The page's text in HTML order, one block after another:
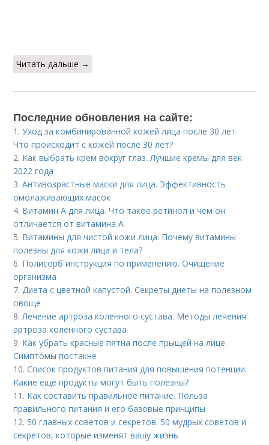
Читать дальше →
Последние обновления на сайте:
1.Уход за комбинированной кожей лица после 30 лет.
Что происходит с кожей после 30 лет?
2. Как выбрать крем вокруг глаз. Лучшие кремы для век
2022 года
3.Антивозрастные маски для лица. Эффективность
омолаживающих масок
4. Витамин A для лица. Что такое ретинол и чем он
отличается от витамина А
5. Витамины для чистой кожи лица. Почему витамины
полезны для кожи лица и тела?
6. Полисорб инструкция по применению. Очищение
организма
7.Диета с цветной капустой. Секреты диеты на полезном
овоще
8.Лечение артроза коленного сустава. Методы лечения
артроза коленного сустава
9. Как убрать красные пятна после прыщей на лице.
Симптомы постакне
10.Список продуктов питания для повышения потенции.
Какие еще продукты могут быть полезны?
11. Как составить правильное питание. Польза
правильного питания и его базовые принципы
12. 50 главных советов и секретов. 50 мудрых советов и
секретов, которые изменят вашу жизнь